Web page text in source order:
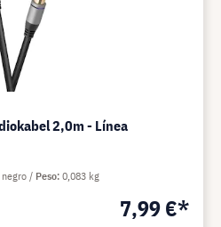
2,0m - Línea
7,99 €*
negro Peso 0,083 kg